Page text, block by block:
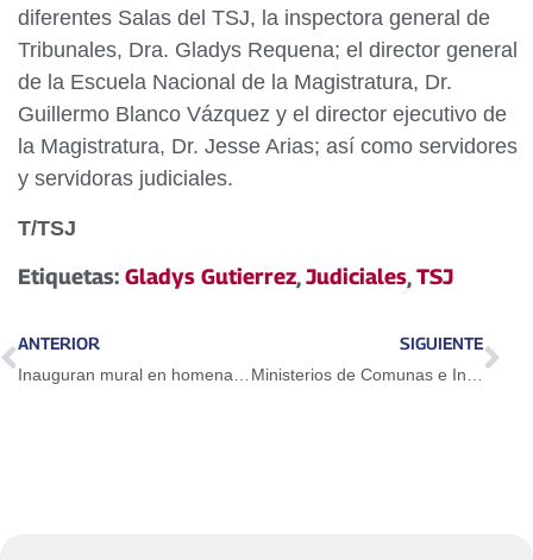
diferentes Salas del TSJ, la inspectora general de
Tribunales, Dra. Gladys Requena; el director general
de la Escuela Nacional de la Magistratura, Dr.
Guillermo Blanco Vázquez y el director ejecutivo de
la Magistratura, Dr. Jesse Arias; así como servidores
y servidoras judiciales.
T/TSJ
Etiquetas: Gladys Gutierrez,Judiciales,TSJ
ANTERIOR SIGUIENTE